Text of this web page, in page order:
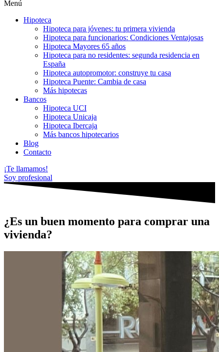
Menú
Hipoteca
Hipoteca para jóvenes: tu primera vivienda
Hipoteca para funcionarios: Condiciones Ventajosas
Hipoteca Mayores 65 años
Hipoteca para no residentes: segunda residencia en
España
Hipoteca autopromotor: construye tu casa
Hipoteca Puente: Cambia de casa
Más hipotecas
Bancos
Hipoteca UCI
Hipoteca Unicaja
Hipoteca Ibercaja
Más bancos hipotecarios
Blog
Contacto
¡Te llamamos!
Soy profesional
¿Es un buen momento para comprar una
vivienda?